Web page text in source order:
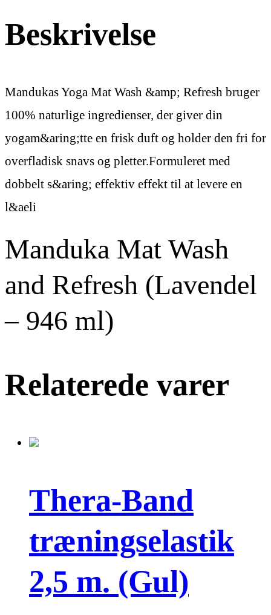
Beskrivelse
Mandukas Yoga Mat Wash &amp; Refresh bruger
100% naturlige ingredienser, der giver din
yogam&aring;tte en frisk duft og holder den fri for
overfladisk snavs og pletter.Formuleret med
dobbelt s&aring; effektiv effekt til at levere en
l&aeli
Manduka Mat Wash
and Refresh (Lavendel
– 946 ml)
Relaterede varer
Thera-Band
træningselastik
2,5 m. (Gul)